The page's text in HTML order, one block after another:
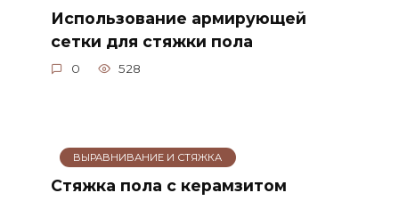
Использование армирующей
сетки для стяжки пола
0 528
ВЫРАВНИВАНИЕ И СТЯЖКА
Стяжка пола с керамзитом